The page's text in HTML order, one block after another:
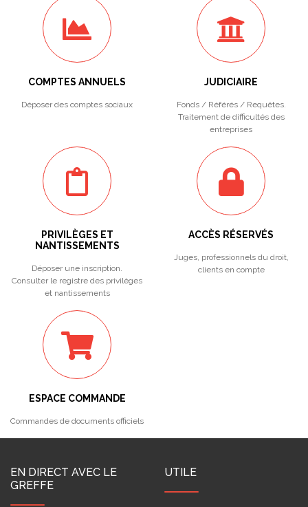
COMPTES ANNUELS
Déposer des comptes sociaux
JUDICIAIRE
Fonds / Référés / Requêtes.
Traitement de difficultés des
entreprises
PRIVILÈGES ET
NANTISSEMENTS
Déposer une inscription.
Consulter le registre des privilèges
et nantissements
ACCÈS RÉSERVÉS
Juges, professionnels du droit,
clients en compte
ESPACE COMMANDE
Commandes de documents officiels
EN DIRECT AVEC LE
GREFFE
UTILE